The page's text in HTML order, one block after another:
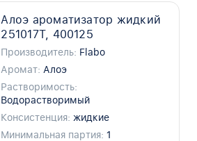
Алоэ ароматизатор жидкий
251017T, 400125
Производитель: Flabo
Аромат: Алоэ
Растворимость:
Водорастворимый
Консистенция: жидкие
Минимальная партия: 1